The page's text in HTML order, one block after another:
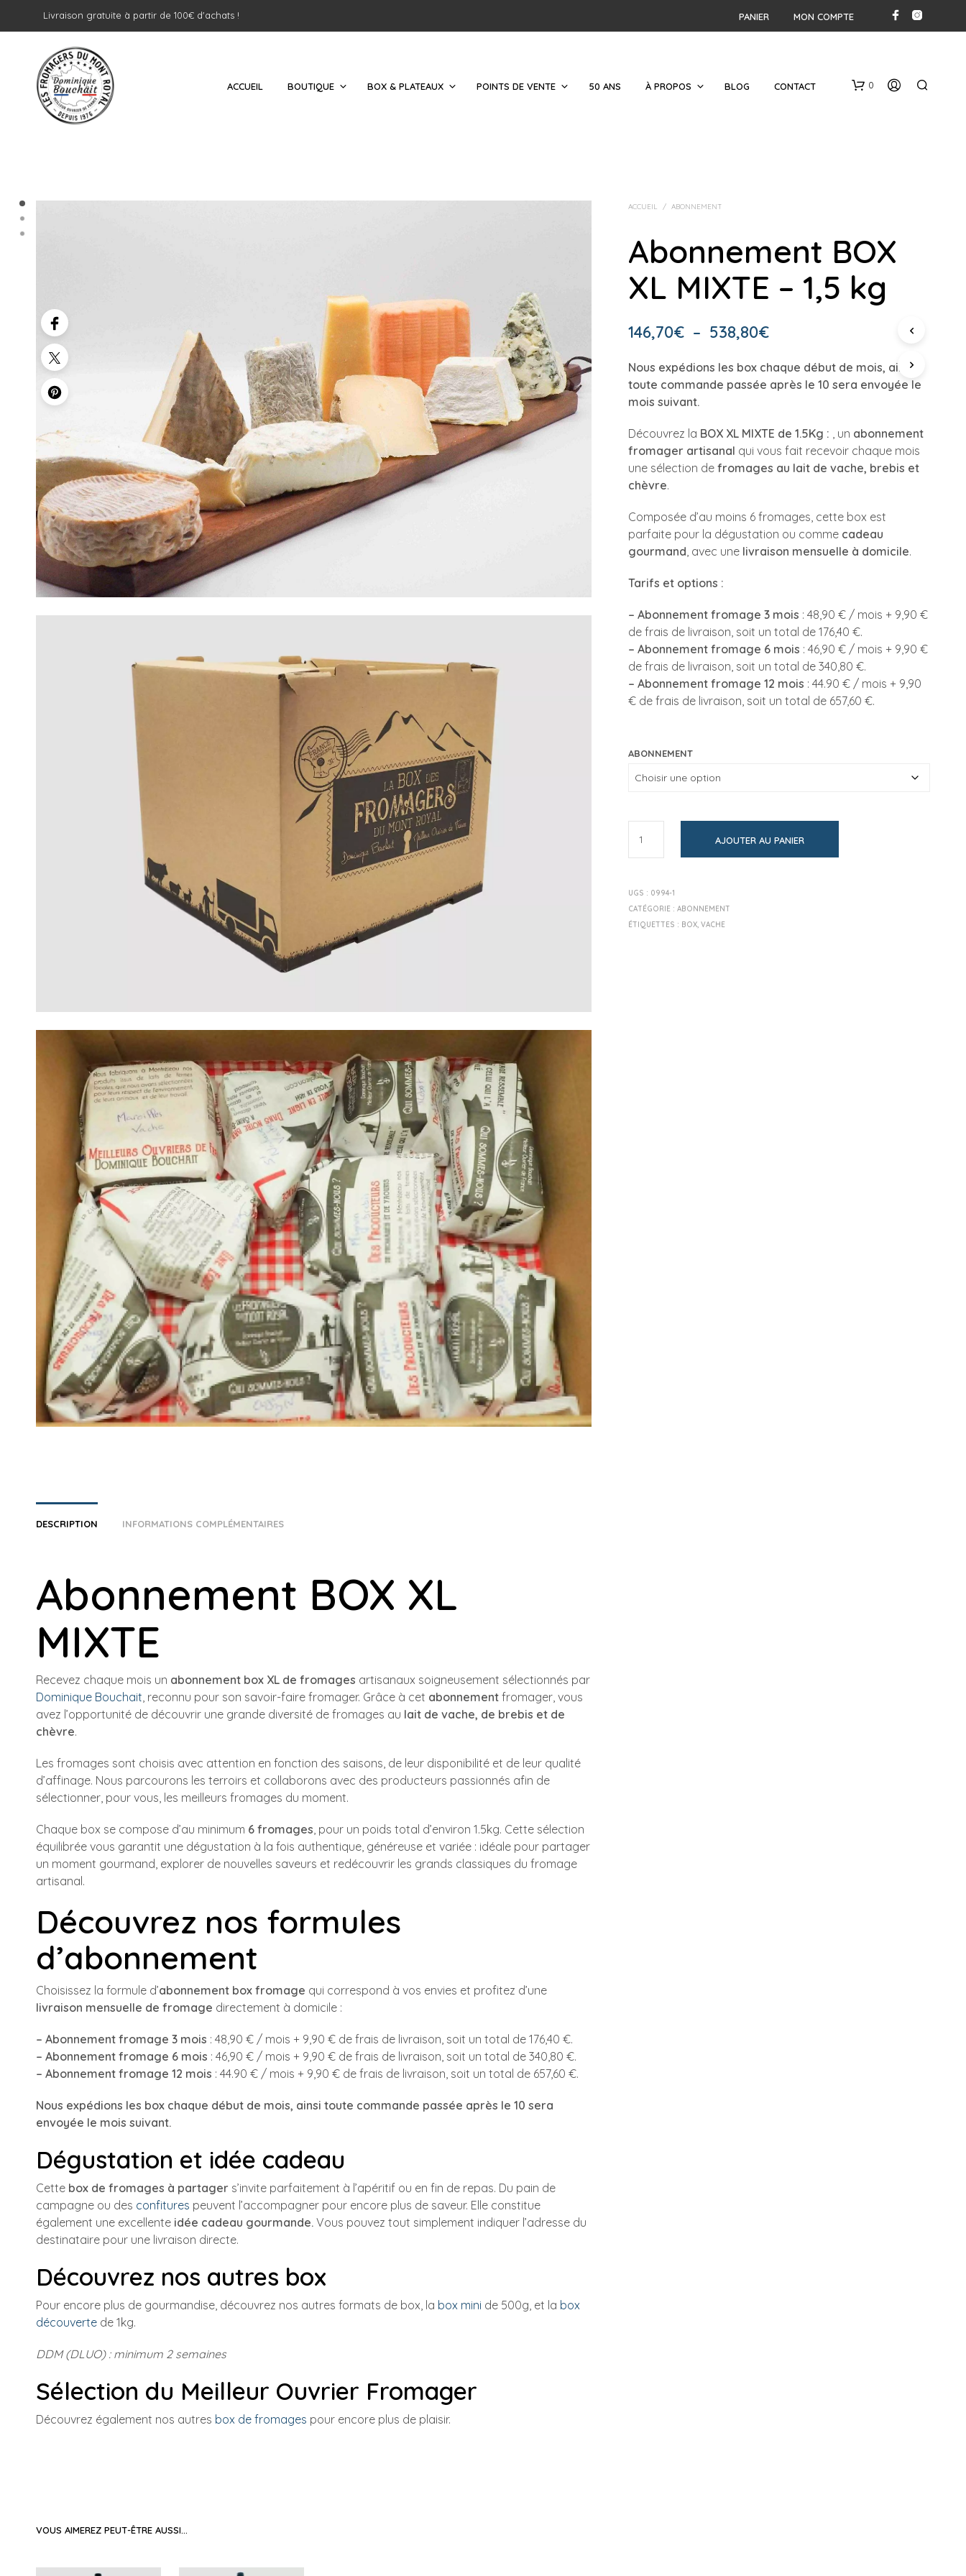
Livraison gratuite à partir de 100€ d'achats ! PANIER MON COMPTE
ACCUEIL BOUTIQUE BOX & PLATEAUX POINTS DE VENTE 50 ANS À PROPOS BLOG CONTACT 0
V
I
E
R
T
V
I
D
ACCUEIL / ABONNEMENT
Abonnement BOX
XL MIXTE – 1,5 kg
146,70€ – 538,80€Plage
prix :
à
538,80€
Nous expédions les box chaque début de mois, ainsi
toute commande passée après le 10 sera envoyée le
mois suivant.
Découvrez la BOX XL MIXTE de 1.5Kg : , un abonnement
fromager artisanal qui vous fait recevoir chaque mois
une sélection de fromages au lait de vache, brebis et
chèvre.
Composée d’au moins 6 fromages, cette box est
parfaite pour la dégustation ou comme cadeau
gourmand, avec une livraison mensuelle à domicile.
Tarifs et options :
– Abonnement fromage 3 mois : 48,90 € / mois + 9,90 €
de frais de livraison, soit un total de 176,40 €.
– Abonnement fromage 6 mois : 46,90 € / mois + 9,90 €
de frais de livraison, soit un total de 340,80 €.
– Abonnement fromage 12 mois : 44.90 € / mois + 9,90
€ de frais de livraison, soit un total de 657,60 €.
ABONNEMENT
AJOUTER AU PANIER
UGS : 0994-1
CATÉGORIE : ABONNEMENT
ÉTIQUETTES : BOX, VACHE
DESCRIPTION INFORMATIONS COMPLÉMENTAIRES
Abonnement BOX XL
MIXTE
Recevez chaque mois un abonnement box XL de fromages artisanaux soigneusement sélectionnés par
Dominique Bouchait , reconnu pour son savoir-faire fromager. Grâce à cet abonnement fromager, vous
avez l’opportunité de découvrir une grande diversité de fromages au lait de vache, de brebis et de
chèvre.
Les fromages sont choisis avec attention en fonction des saisons, de leur disponibilité et de leur qualité
d’affinage. Nous parcourons les terroirs et collaborons avec des producteurs passionnés afin de
sélectionner, pour vous, les meilleurs fromages du moment.
Chaque box se compose d’au minimum 6 fromages , pour un poids total d’environ 1.5kg. Cette sélection
équilibrée vous garantit une dégustation à la fois authentique, généreuse et variée : idéale pour partager
un moment gourmand, explorer de nouvelles saveurs et redécouvrir les grands classiques du fromage
artisanal.
Découvrez nos formules
d’abonnement
Choisissez la formule d’abonnement box fromage qui correspond à vos envies et profitez d’une
livraison mensuelle de fromage directement à domicile :
– Abonnement fromage 3 mois : 48,90 € / mois + 9,90 € de frais de livraison, soit un total de 176,40 €.
– Abonnement fromage 6 mois : 46,90 € / mois + 9,90 € de frais de livraison, soit un total de 340,80 €.
– Abonnement fromage 12 mois : 44.90 € / mois + 9,90 € de frais de livraison, soit un total de 657,60 €.
Nous expédions les box chaque début de mois, ainsi toute commande passée après le 10 sera
envoyée le mois suivant.
Dégustation et idée cadeau
Cette box de fromages à partager s’invite parfaitement à l’apéritif ou en fin de repas. Du pain de
campagne ou des confitures peuvent l’accompagner pour encore plus de saveur. Elle constitue
également une excellente idée cadeau gourmande. Vous pouvez tout simplement indiquer l’adresse du
destinataire pour une livraison directe.
Découvrez nos autres box
Pour encore plus de gourmandise, découvrez nos autres formats de box, la box mini de 500g, et la box
découverte de 1kg.
DDM (DLUO) : minimum 2 semaines
Sélection du Meilleur Ouvrier Fromager
Découvrez également nos autres box de fromages pour encore plus de plaisir.
VOUS AIMEREZ PEUT-ÊTRE AUSSI…